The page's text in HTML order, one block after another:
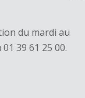
du mardi au
39 61 25 00.